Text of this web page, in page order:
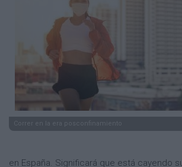
Correr en la era posconfinamiento
en España. Significará que está cayendo